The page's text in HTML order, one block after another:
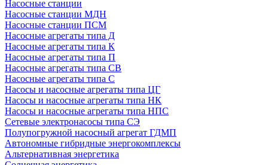
Насосные станции
Насосные станции МДН
Насосные станции ПСМ
Насосные агрегаты типа Д
Насосные агрегаты типа К
Насосные агрегаты типа П
Насосные агрегаты типа СВ
Насосные агрегаты типа С
Насосы и насосные агрегаты типа ЦГ
Насосы и насосные агрегаты типа НК
Насосы и насосные агрегаты типа НПС
Сетевые электронасосы типа СЭ
Полупогружной насосный агрегат ГДМП
Автономные гибридные энергокомплексы
Альтернативная энергетика